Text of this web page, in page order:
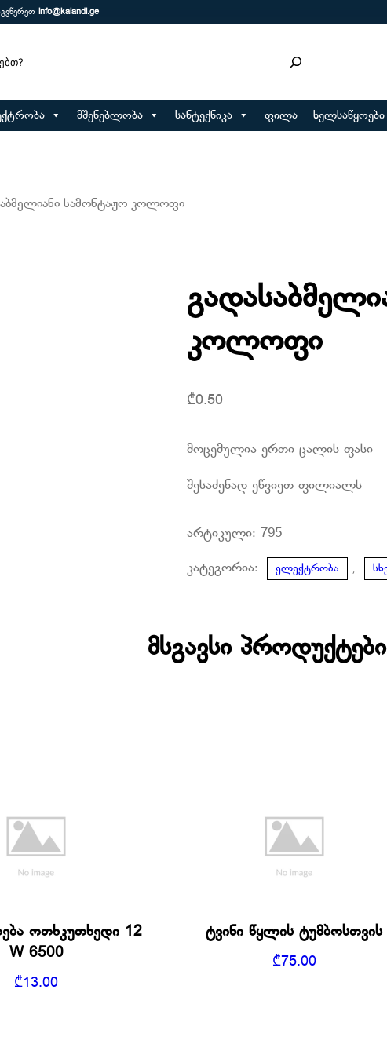
info@kalandi.ge
მშენებლობა სანტექნიკა ფილა ხელსაწყოები
სამონტაჟო კოლოფი
კოლოფი
₾0.50
მოცემულია ერთი ცალის ფასი
შესაძენად ეწვიეთ ფილიალს
არტიკული:795
კატეგორია: ელექტრობა ,
მსგავსი პროდუქტები
ოთხკუთხედი 12
W 6500
₾13.00
ტვინი წყლის ტუმბოსთვის
₾75.00